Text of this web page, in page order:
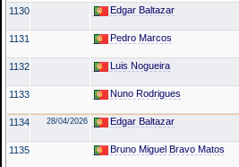
1130 Edgar Baltazar
1131 Pedro Marcos
1132 Luis Nogueira
1133 Nuno Rodrigues
1134 28/04/2026 Edgar Baltazar
1135 Bruno Miguel Bravo Matos